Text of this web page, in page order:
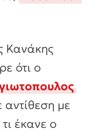
Κανάκης
ότι ο
αντίθεση με
έκανε ο